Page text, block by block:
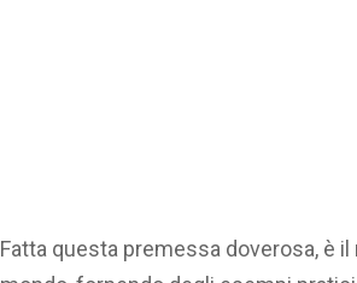
Fatta questa premessa doverosa, è